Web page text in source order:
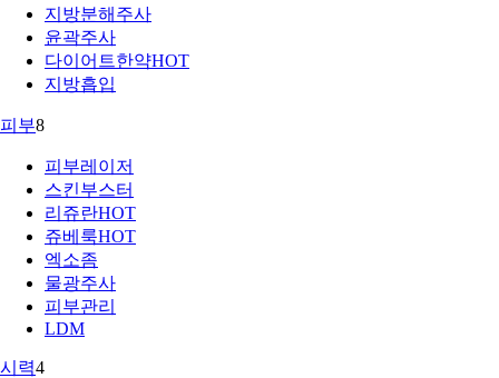
지방분해주사
윤곽주사
다이어트한약HOT
지방흡입
피부8
피부레이저
스킨부스터
리쥬란HOT
쥬베룩HOT
엑소좀
물광주사
피부관리
LDM
시력4